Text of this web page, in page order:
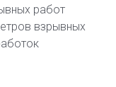
работ
взрывных